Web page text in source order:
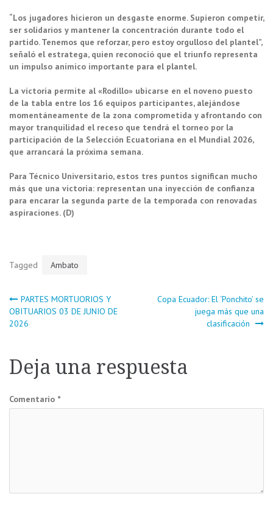
“Los jugadores hicieron un desgaste enorme. Supieron competir,
ser solidarios y mantener la concentración durante todo el
partido. Tenemos que reforzar, pero estoy orgulloso del plantel”,
señaló el estratega, quien reconoció que el triunfo representa
un impulso anímico importante para el plantel.
La victoria permite al «Rodillo» ubicarse en el noveno puesto
de la tabla entre los 16 equipos participantes, alejándose
momentáneamente de la zona comprometida y afrontando con
mayor tranquilidad el receso que tendrá el torneo por la
participación de la Selección Ecuatoriana en el Mundial 2026,
que arrancará la próxima semana.
Para Técnico Universitario, estos tres puntos significan mucho
más que una victoria: representan una inyección de confianza
para encarar la segunda parte de la temporada con renovadas
aspiraciones. (D)
Tagged Ambato
Navegación
de
entradas
PARTES MORTUORIOS Y
OBITUARIOS 03 DE JUNIO DE
2026
Copa Ecuador: El ‘Ponchito’ se
juega más que una
clasificación
Deja una respuesta
Comentario *